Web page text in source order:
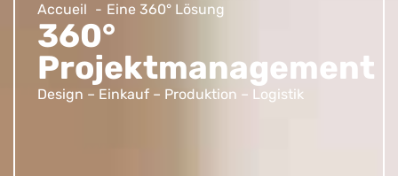
Accueil Eine 360° Lösung
360°
Projektmanagement
Design – Einkauf – Produktion – Logistik